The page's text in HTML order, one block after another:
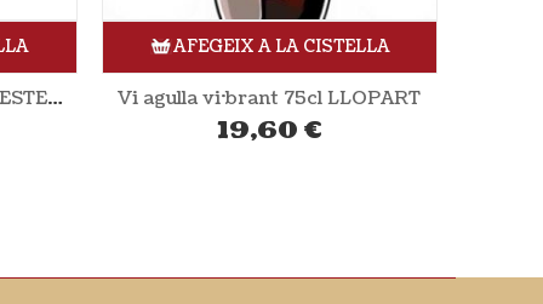
AFEGEIX A LA CISTELLA
Petillant 75cl Biolord
5,82€